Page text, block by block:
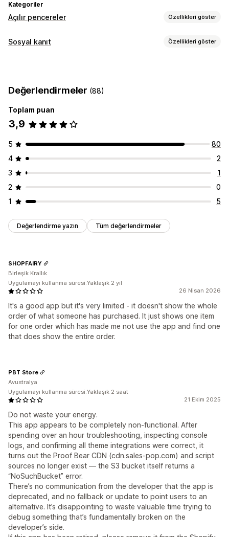
Kategoriler
Açılır pencereler Özellikleri göster
Açılır pencere türleri
Tetikleyiciler ve kurallar
Sosyal kanıt Özellikleri göster
Görüntüleme seçenekleri
Satış sayımı
Analizler
Etkileşim takibi
Değerlendirmeler (88)
Toplam puan
3,9
5
80
4
2
3
1
2
0
1
5
Değerlendirme yazın Tüm değerlendirmeler
26 Nisan 2026
It's a good app but it's very limited - it doesn't show the whole
order of what someone has purchased. It just shows one item
for one order which has made me not use the app and find one
that does show the entire order.
SHOPFAIRY
Birleşik Krallık
Uygulamayı kullanma süresi:Yaklaşık 2 yıl
21 Ekim 2025
Do not waste your energy.
This app appears to be completely non-functional. After
spending over an hour troubleshooting, inspecting console
logs, and confirming all theme integrations were correct, it
turns out the Proof Bear CDN (cdn.sales-pop.com) and script
sources no longer exist — the S3 bucket itself returns a
“NoSuchBucket” error.
There’s no communication from the developer that the app is
deprecated, and no fallback or update to point users to an
alternative. It’s disappointing to waste valuable time trying to
debug something that’s fundamentally broken on the
developer’s side.
PBT Store
Avustralya
Uygulamayı kullanma süresi:Yaklaşık 2 saat